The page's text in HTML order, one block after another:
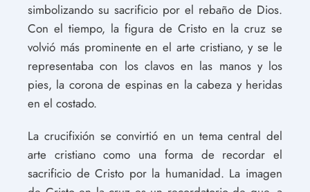
simbolizando su sacrificio por el rebaño de Dios.
Con el tiempo, la figura de Cristo en la cruz se
volvió más prominente en el arte cristiano, y se le
representaba con los clavos en las manos y los
pies, la corona de espinas en la cabeza y heridas
en el costado.
La crucifixión se convirtió en un tema central del
arte cristiano como una forma de recordar el
sacrificio de Cristo por la humanidad. La imagen